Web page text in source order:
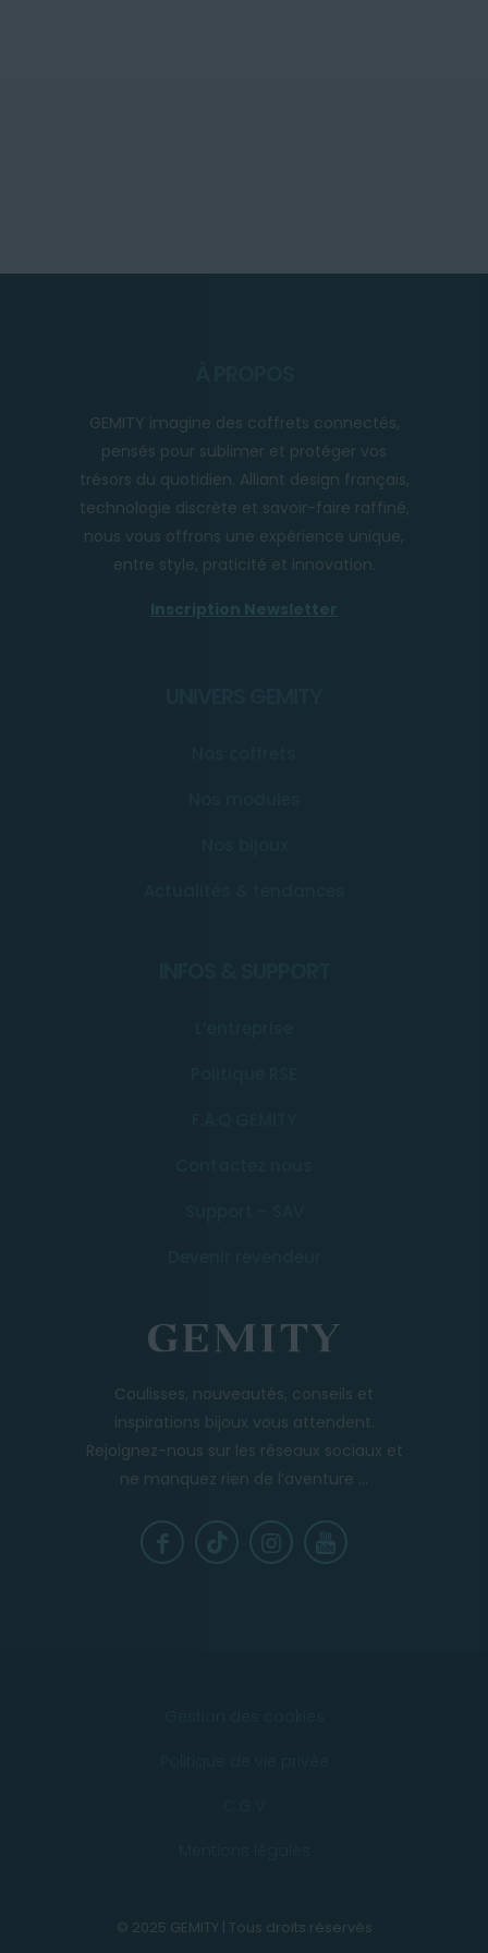
GEMITY imagine des coffrets connectés,
pensés pour sublimer et protéger vos
trésors du quotidien. Alliant design français,
technologie discrète et savoir-faire raffiné,
nous vous offrons une expérience unique,
entre style, praticité et innovation.
Inscription Newsletter
Coulisses, nouveautés, conseils et
inspirations bijoux vous attendent.
Rejoignez-nous sur les réseaux sociaux et
ne manquez rien de l’aventure ...
© 2025 GEMITY | Tous droits réservés